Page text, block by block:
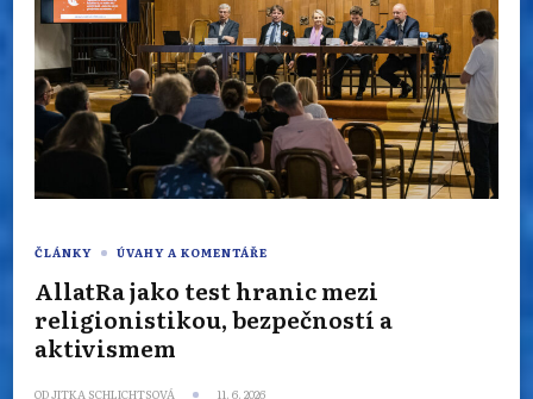
ČLÁNKY ÚVAHY A KOMENTÁŘE
AllatRa jako test hranic mezi
religionistikou, bezpečností a
aktivismem
ODJITKA SCHLICHTSOVÁ 11. 6. 2026